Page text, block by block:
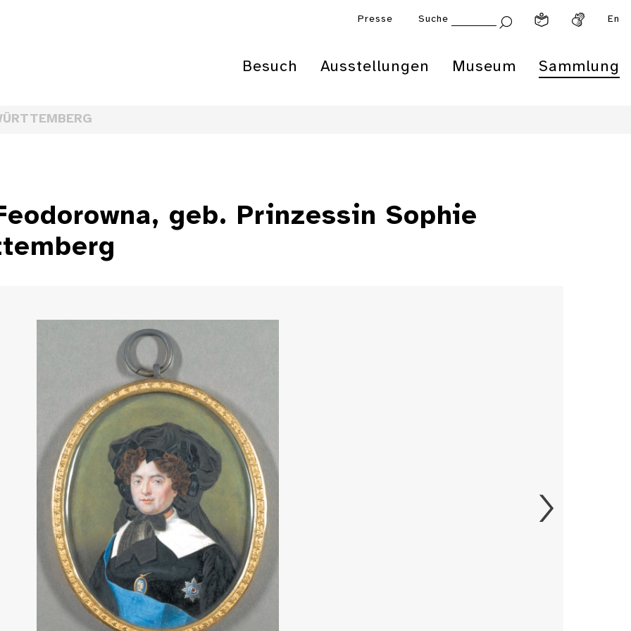
Presse Suche En
Besuch Ausstellungen Museum Sammlung
geb. Prinzessin Sophie